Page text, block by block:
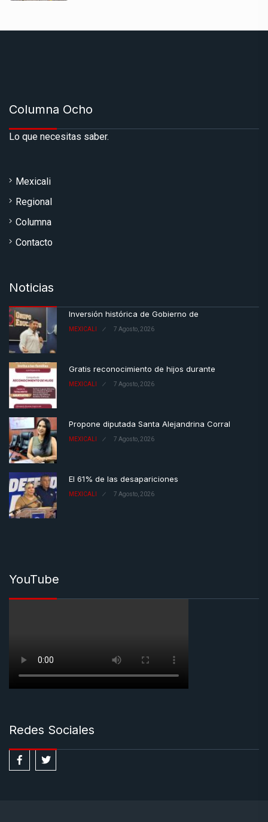
Columna Ocho
Lo que necesitas saber.
Mexicali
Regional
Columna
Contacto
Noticias
Inversión histórica de Gobierno de
MEXICALI 7 Agosto, 2026
Gratis reconocimiento de hijos durante
MEXICALI 7 Agosto, 2026
Propone diputada Santa Alejandrina Corral
MEXICALI 7 Agosto, 2026
El 61% de las desapariciones
MEXICALI 7 Agosto, 2026
YouTube
Redes Sociales